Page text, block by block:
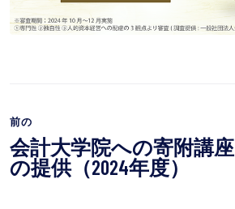
前の
会計大学院への寄附講座
の提供（2024年度）